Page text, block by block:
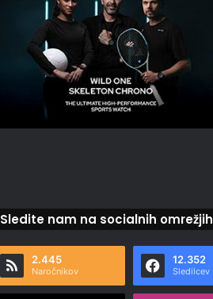
Sledite nam na socialnih omrežjih
2.445
Naročnikov
12.352
Sledilcev